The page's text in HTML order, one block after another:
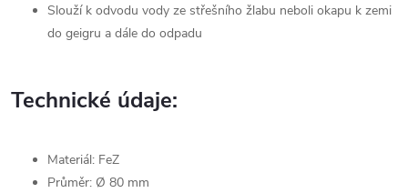
Slouží k odvodu vody ze střešního žlabu neboli okapu k zemi
do geigru a dále do odpadu
Technické údaje:
Materiál: FeZ
Průměr: Ø 80 mm